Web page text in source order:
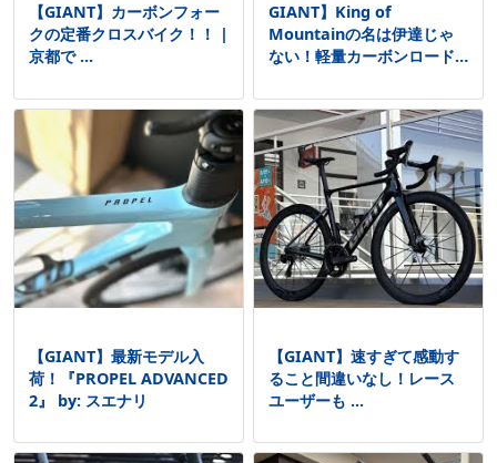
【GIANT】カーボンフォー
クの定番クロスバイク！！ |
京都で ...
GIANT】King of
Mountainの名は伊達じゃ
ない！軽量カーボンロード
【GIANT】最新モデル入
荷！『PROPEL ADVANCED
2』 by: スエナリ
【GIANT】速すぎて感動す
ること間違いなし！レース
ユーザーも ...